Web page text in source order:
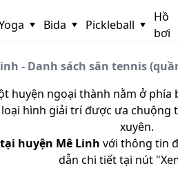
Bida Pickleball
Hồ
bơi
- Danh sách sân tennis
huyện ngoại thành nằm ở phía
hình giải trí được ưa
xuyên.
huyện Mê Linh với thông tin
dẫn chi tiết tại nút